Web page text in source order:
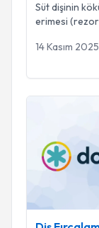
Süt dişinin kökü neden
erimesi
14 Kasım 2025